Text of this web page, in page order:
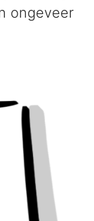
ongeveer